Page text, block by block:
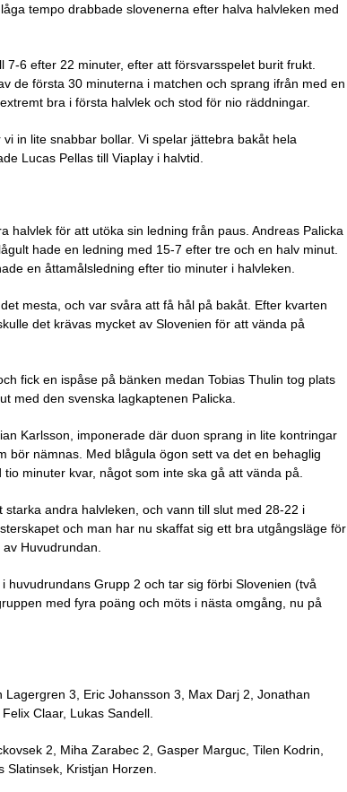
tempo drabbade slovenerna efter halva halvleken med
6 efter 22 minuter, efter att försvarsspelet burit frukt.
de första 30 minuterna i matchen och sprang ifrån med en
bra i första halvlek och stod för nio räddningar.
in lite snabbar bollar. Vi spelar jättebra bakåt hela
Lucas Pellas till Viaplay i halvtid.
halvlek för att utöka sin ledning från paus. Andreas Palicka
hade en ledning med 15-7 efter tre och en halv minut.
en åttamålsledning efter tio minuter i halvleken.
mesta, och var svåra att få hål på bakåt. Efter kvarten
det krävas mycket av Slovenien för att vända på
fick en ispåse på bänken medan Tobias Thulin tog plats
med den svenska lagkaptenen Palicka.
Karlsson, imponerade där duon sprang in lite kontringar
bör nämnas. Med blågula ögon sett va det en behaglig
minuter kvar, något som inte ska gå att vända på.
andra halvleken, och vann till slut med 28-22 i
och man har nu skaffat sig ett bra utgångsläge för
Huvudrundan.
Grupp 2 och tar sig förbi Slovenien (två
med fyra poäng och möts i nästa omgång, nu på
Lagergren 3, Eric Johansson 3, Max Darj 2, Jonathan
Claar, Lukas Sandell.
2, Miha Zarabec 2, Gasper Marguc, Tilen Kodrin,
Kristjan Horzen.